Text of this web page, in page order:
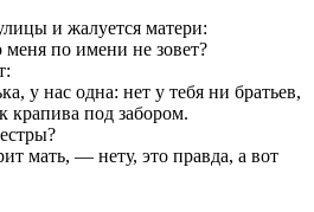
и жалуется матери:
по имени не зовет?
у нас одна: нет у тебя ни братьев,
крапива под забором.
мать, — нету, это правда, а вот